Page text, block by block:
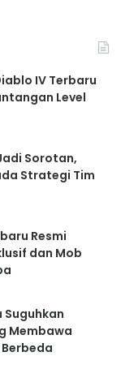
IV Terbaru
Level
Sorotan,
Strategi Tim
Resmi
dan Mob
Membawa